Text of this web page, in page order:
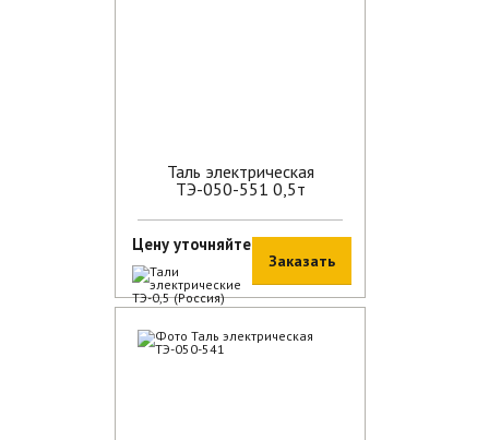
Таль электрическая
ТЭ-050-551 0,5т
Цену уточняйте
Заказать